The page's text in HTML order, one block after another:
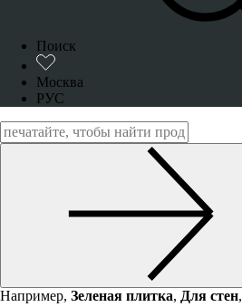
Поиск
Москва
РУС
Например, Зеленая плитка, Для стен,